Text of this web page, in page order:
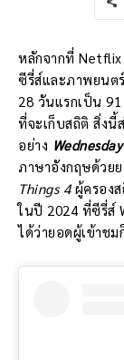
หลักจากที่
ซีรี่ส์และภาพยนต
28 วันแรกเป็น
ที่จะเก็บสถิติ สิ่งนี้
อย่าง Wednesday
ภาษาอังกฤษด้วย
Things 4ผู้ครองส
ในปี 2024 ที่ซีรี่ส์
ได้ว่ายอดผู้เข้าช